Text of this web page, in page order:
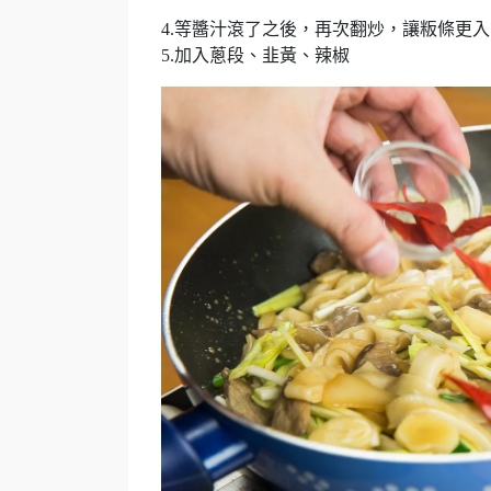
4.等醬汁滾了之後，再次翻炒，讓粄條更
5.加入蔥段、韭黃、辣椒